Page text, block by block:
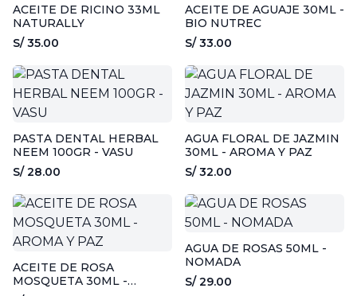
ACEITE DE RICINO 33ML
NATURALLY
S/ 35.00
ACEITE DE AGUAJE 30ML -
BIO NUTREC
S/ 33.00
PASTA DENTAL HERBAL
NEEM 100GR - VASU
S/ 28.00
AGUA FLORAL DE JAZMIN
30ML - AROMA Y PAZ
S/ 32.00
ACEITE DE ROSA
MOSQUETA 30ML -
AGUA DE ROSAS 50ML -
NOMADA
S/ 29.00